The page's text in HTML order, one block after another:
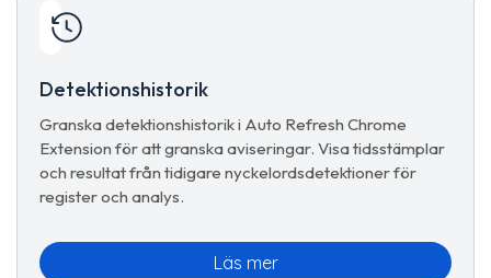
Detektionshistorik
Granska detektionshistorik i Auto Refresh Chrome
Extension för att granska aviseringar. Visa tidsstämplar
och resultat från tidigare nyckelordsdetektioner för
register och analys.
Läs mer